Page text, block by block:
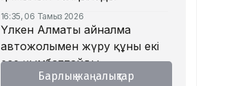
16:35, 06 Тамыз 2026
Үлкен Алматы айналма
автожолымен жүру құны екі
есе қымбаттайды
16:32, 06 Тамыз 2026
Барлық жаңалықтар